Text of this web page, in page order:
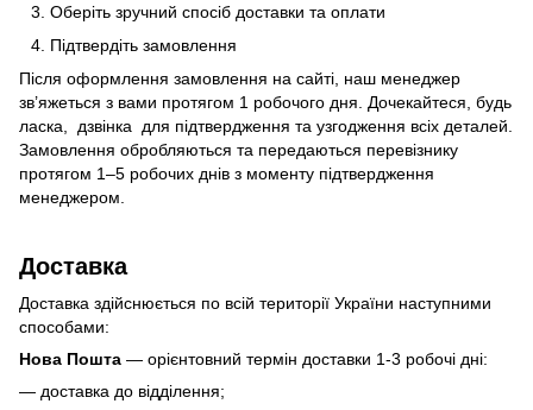
Оберіть зручний спосіб доставки та оплати
Підтвердіть замовлення
Після оформлення замовлення на сайті, наш менеджер
зв’яжеться з вами протягом 1 робочого дня. Дочекайтеся, будь
ласка, дзвінка для підтвердження та узгодження всіх деталей.
Замовлення обробляються та передаються перевізнику
протягом 1–5 робочих днів з моменту підтвердження
менеджером.
Доставка
Доставка здійснюється по всій території України наступними
способами:
Нова Пошта — орієнтовний термін доставки 1-3 робочі дні:
— доставка до відділення;